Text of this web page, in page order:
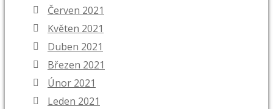
Červen 2021
Květen 2021
Duben 2021
Březen 2021
Únor 2021
Leden 2021